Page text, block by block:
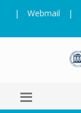
| Webmail |